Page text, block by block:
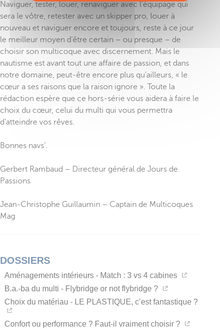
Naviguer, tester, louer, renaviguer avec l’équipage qui
sera le vôtre, retester avec un skipper pro, louer à
nouveau et naviguer encore et toujours, reste à ce jour
le meilleur moyen d’être certain – ou presque – de
choisir son multicoque avec discernement. Mais le
nautisme est avant tout une affaire de passion, et dans
notre domaine, peut-être encore plus qu’ailleurs, « le
cœur a ses raisons que la raison ignore ». Toute la
rédaction espère que ce hors-série vous aidera à faire le
choix du cœur, celui du multi qui vous permettra
d’atteindre vos rêves.
Bonnes navs’.
Gerbert Rambaud – Directeur général de Jours de
Passions
Jean-Christophe Guillaumin – Captain de Multicoques
Mag
DOSSIERS
Aménagements intérieurs - Match : 3 vs 4 cabines
B.a.-ba du multi - Flybridge or not flybridge ?
Choix du matériau - LE PLASTIQUE, c’est fantastique ?
Confort ou performance ? Faut-il vraiment choisir ?